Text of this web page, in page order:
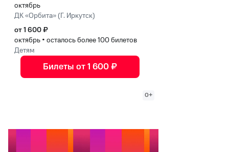
октябрь
ДК «Орбита» (Г. Иркутск)
от 1 600 ₽
октябрь • осталось более 100 билетов
Детям
Билеты от 1 600 ₽
0+